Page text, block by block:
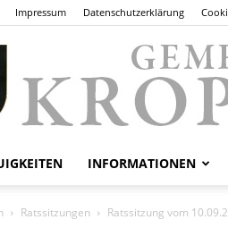
Impressum Datenschutzerklärung
INFORMATIONEN
Ratssitzungen Ratssitzung vom